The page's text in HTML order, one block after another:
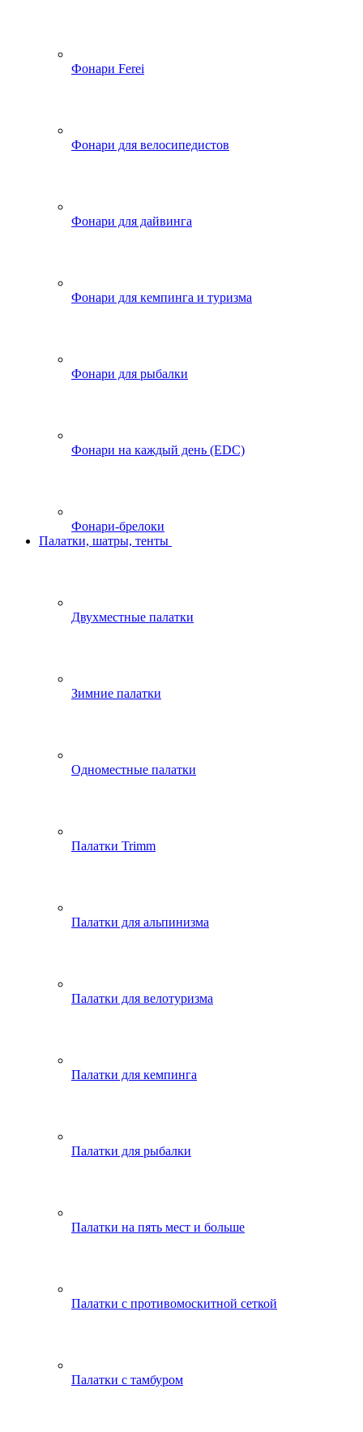
Фонари Ferei
Фонари для велосипедистов
Фонари для дайвинга
Фонари для кемпинга и туризма
Фонари для рыбалки
Фонари на каждый день (EDC)
Фонари-брелоки
Палатки, шатры, тенты
Двухместные палатки
Зимние палатки
Одноместные палатки
Палатки Trimm
Палатки для альпинизма
Палатки для велотуризма
Палатки для кемпинга
Палатки для рыбалки
Палатки на пять мест и больше
Палатки с противомоскитной сеткой
Палатки с тамбуром